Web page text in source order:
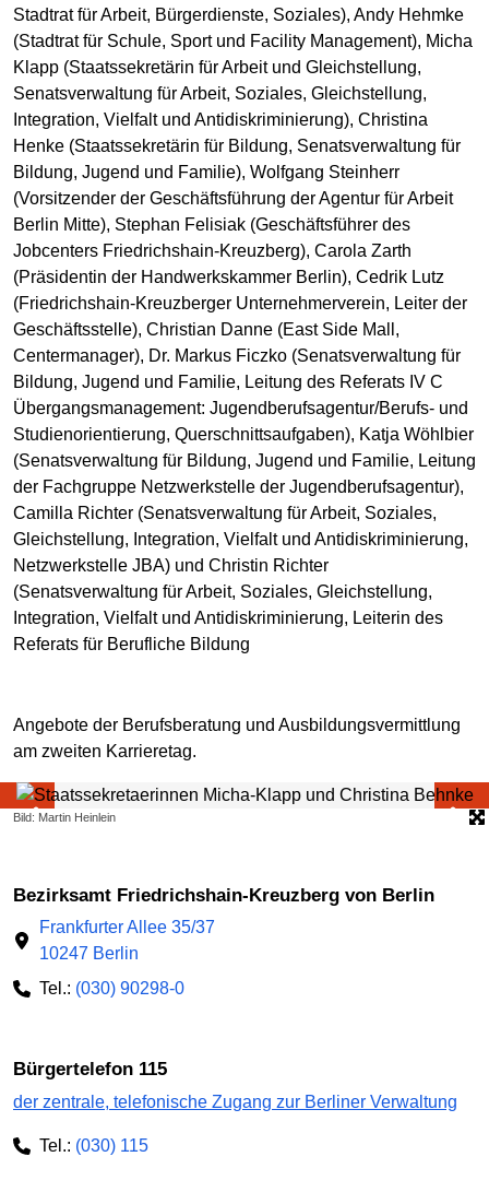
Stadtrat für Arbeit, Bürgerdienste, Soziales), Andy Hehmke
(Stadtrat für Schule, Sport und Facility Management), Micha
Klapp (Staatssekretärin für Arbeit und Gleichstellung,
Senatsverwaltung für Arbeit, Soziales, Gleichstellung,
Integration, Vielfalt und Antidiskriminierung), Christina
Henke (Staatssekretärin für Bildung, Senatsverwaltung für
Bildung, Jugend und Familie), Wolfgang Steinherr
(Vorsitzender der Geschäftsführung der Agentur für Arbeit
Berlin Mitte), Stephan Felisiak (Geschäftsführer des
Jobcenters Friedrichshain-Kreuzberg), Carola Zarth
(Präsidentin der Handwerkskammer Berlin), Cedrik Lutz
(Friedrichshain-Kreuzberger Unternehmerverein, Leiter der
Geschäftsstelle), Christian Danne (East Side Mall,
Centermanager), Dr. Markus Ficzko (Senatsverwaltung für
Bildung, Jugend und Familie, Leitung des Referats IV C
Übergangsmanagement: Jugendberufsagentur/Berufs- und
Studienorientierung, Querschnittsaufgaben), Katja Wöhlbier
(Senatsverwaltung für Bildung, Jugend und Familie, Leitung
der Fachgruppe Netzwerkstelle der Jugendberufsagentur),
Camilla Richter (Senatsverwaltung für Arbeit, Soziales,
Gleichstellung, Integration, Vielfalt und Antidiskriminierung,
Netzwerkstelle JBA) und Christin Richter
(Senatsverwaltung für Arbeit, Soziales, Gleichstellung,
Integration, Vielfalt und Antidiskriminierung, Leiterin des
Referats für Berufliche Bildung
Angebote der Berufsberatung und Ausbildungsvermittlung
am zweiten Karrieretag.
Bild: Martin Heinlein
Bezirksamt Friedrichshain-Kreuzberg von Berlin
Frankfurter Allee 35/37
10247 Berlin
Tel.: (030) 90298-0
Bürgertelefon 115
der zentrale, telefonische Zugang zur Berliner Verwaltung
Tel.: (030) 115